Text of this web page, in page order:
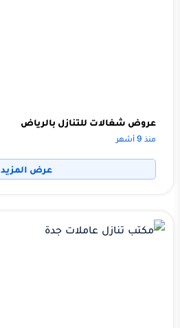
عروض شغالات للتنازل بالرياض
منذ 9 أشهر
عرض المزيد